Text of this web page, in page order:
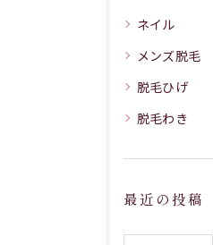
ネイル
メンズ脱毛
脱毛ひげ
脱毛わき
最近の投稿